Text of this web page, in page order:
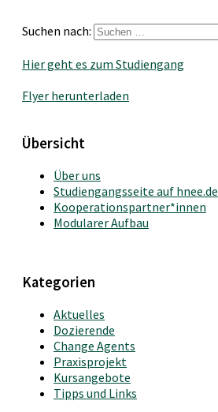
Suchen nach:
Hier geht es zum Studiengang
Flyer herunterladen
Übersicht
Über uns
Studiengangsseite auf hnee.de
Kooperationspartner*innen
Modularer Aufbau
Kategorien
Aktuelles
Dozierende
Change Agents
Praxisprojekt
Kursangebote
Tipps und Links